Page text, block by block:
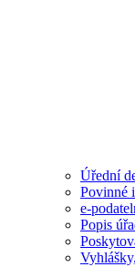
Úřední
Povinné
e-
Popis